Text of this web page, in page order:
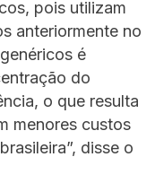
pois utilizam
anteriormente no
é
do
o que resulta
menores custos
disse o